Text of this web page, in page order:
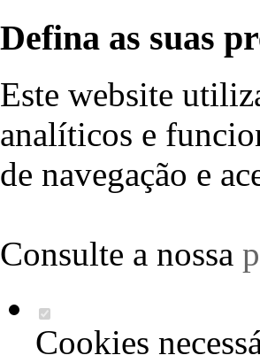
Defina as suas
Este website
analíticos e
de navegação e
Consulte a nossa
Cookies